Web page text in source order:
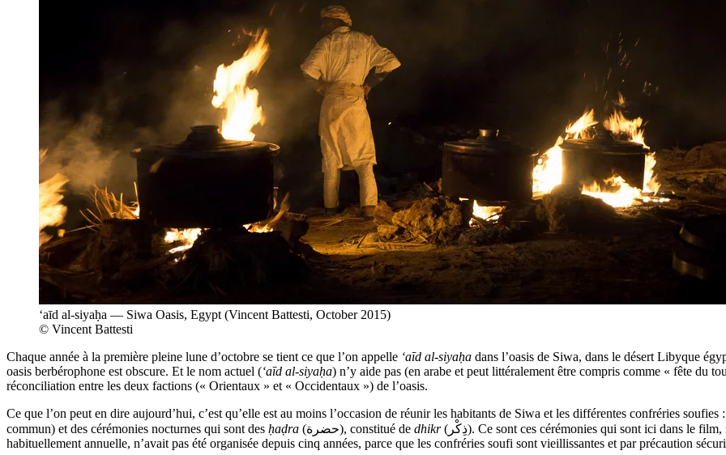
‘aīd al-siyaḥa — Siwa Oasis, Egypt (Vincent Battesti, October 2015)
© Vincent Battesti
Chaque année à la première pleine lune d’octobre se tient ce que l’on appelle ‘aīd al-siyaḥa dans l’oasis de Siwa, dans le désert Libyque
oasis berbérophone est obscure. Et le nom actuel (‘aīd al-siyaḥa) n’y aide pas (en arabe et peut littéralement être compris comme « fête du
réconciliation entre les deux factions (« Orientaux » et « Occidentaux ») de l’oasis.
Ce que l’on peut en dire aujourd’hui, c’est qu’elle est au moins l’occasion de réunir les habitants de Siwa et les différentes confréries
commun) et des cérémonies nocturnes qui sont des ḥaḍra (حضرة), constitué de dhikr(ذِكْر). Ce sont ces cérémonies qui sont ici dans le film, images et sons enregistrés les 25, 26 et 27 octobre 2015. Cette fête,
habituellement annuelle, n’avait pas été organisée depuis cinq années, parce que les confréries soufi sont vieillissantes et par précaution